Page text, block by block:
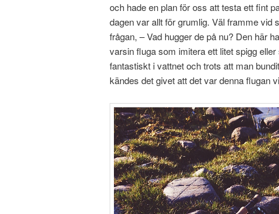
och hade en plan för oss att testa ett fint
dagen var allt för grumlig. Väl framme
frågan, – Vad hugger de på nu? Den här
varsin fluga som imitera ett litet spigg
fantastiskt i vattnet och trots att man
kändes det givet att det var denna flugan